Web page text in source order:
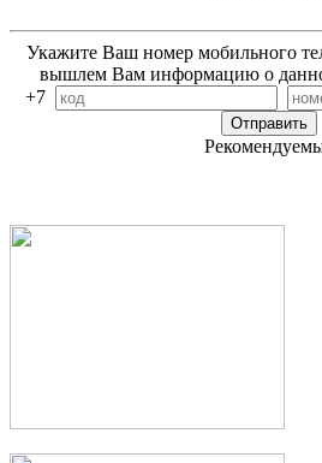
Укажите Ваш номер мобильного
вышлем Вам информацию о
+7